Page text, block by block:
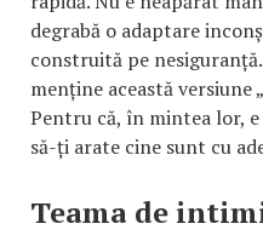
degrabă o adaptare
construită pe
menține această versiune
Pentru că, în mintea lor,
să-ți arate cine sunt cu
Teama de